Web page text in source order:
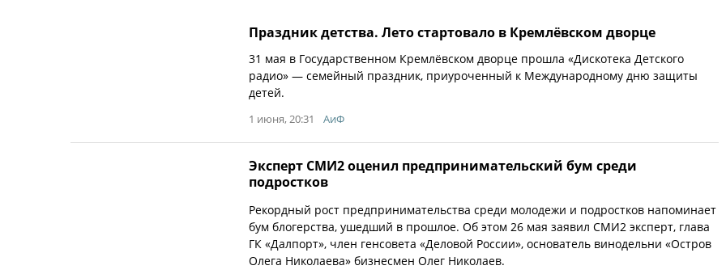
Праздник детства. Лето стартовало в Кремлёвском дворце
31 мая в Государственном Кремлёвском дворце прошла «Дискотека Детского
радио» — семейный праздник, приуроченный к Международному дню защиты
детей.
1 июня, 20:31 АиФ
Эксперт СМИ2 оценил предпринимательский бум среди
подростков
Рекордный рост предпринимательства среди молодежи и подростков напоминает
бум блогерства, ушедший в прошлое. Об этом 26 мая заявил СМИ2 эксперт, глава
ГК «Далпорт», член генсовета «Деловой России», основатель винодельни «Остров
Олега Николаева» бизнесмен Олег Николаев.